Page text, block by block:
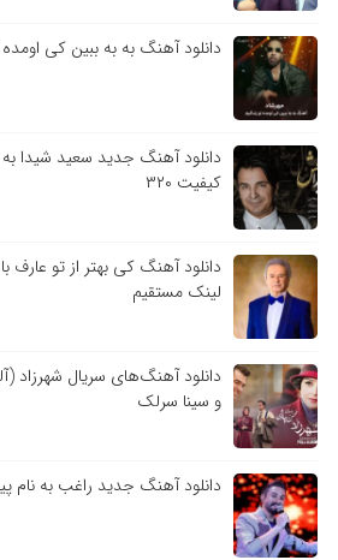
دانلود آهنگ به به ببین کی
دانلود آهنگ جدید سعید شیدا
کیفیت ۳۲۰
دانلود آهنگ کی بهتر از تو عارف
لینک مستقیم
دانلود آهنگ‌های سریال
و سینا سرلک
دانلود آهنگ جدید راغب به نام